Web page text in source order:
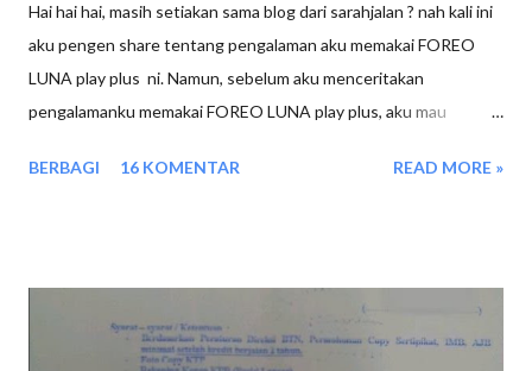
Hai hai hai, masih setiakan sama blog dari sarahjalan ? nah kali ini
aku pengen share tentang pengalaman aku memakai FOREO
LUNA play plus ni. Namun, sebelum aku menceritakan
pengalamanku memakai FOREO LUNA play plus, aku mau
menggunakan FOREO LUNA play plus. Biasanya Setelah pulang
Sebelum aku memulai cuci muka, biasanya aku menggunakan
cleansing water dengan menggunakan kapas. Setelah itu
BERBAGI 16 KOMENTAR READ MORE »